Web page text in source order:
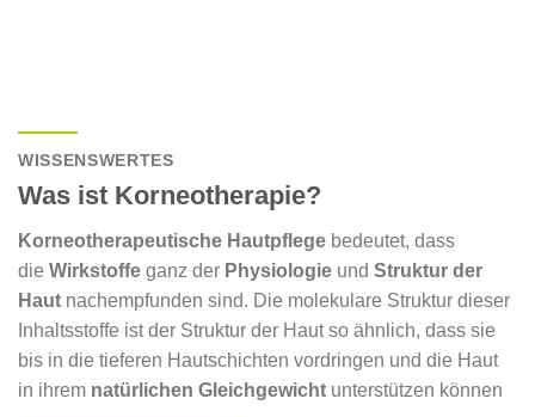
WISSENSWERTES
Was ist Korneotherapie?
Korneotherapeutische Hautpflege bedeutet, dass
die Wirkstoffe ganz der Physiologie und Struktur der
Haut nachempfunden sind. Die molekulare Struktur dieser
Inhaltsstoffe ist der Struktur der Haut so ähnlich, dass sie
bis in die tieferen Hautschichten vordringen und die Haut
in ihrem natürlichen Gleichgewicht unterstützen können